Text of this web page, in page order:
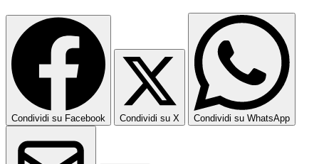
Condividi su Facebook Condividi su X Condividi su WhatsApp